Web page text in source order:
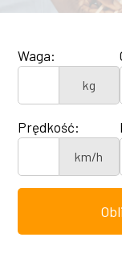
Waga:
kg
Prędkość:
km/h